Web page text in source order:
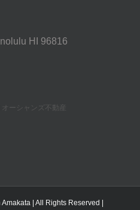
HI 96816
| All Rights Reserved |